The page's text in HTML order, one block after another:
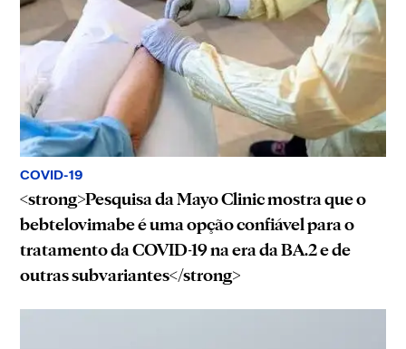
COVID-19
<strong>Pesquisa da Mayo Clinic mostra que o
bebtelovimabe é uma opção confiável para o
tratamento da COVID-19 na era da BA.2 e de
outras subvariantes</strong>